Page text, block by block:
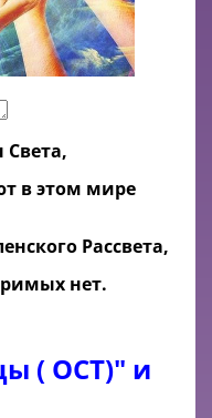
Света,
в этом мире
Рассвета,
нет.
( ОСТ)" и